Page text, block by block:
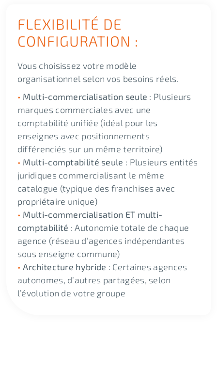
FLEXIBILITÉ DE
CONFIGURATION :
Vous choisissez votre modèle
organisationnel selon vos besoins réels.
• Multi-commercialisation seule : Plusieurs
marques commerciales avec une
comptabilité unifiée (idéal pour les
enseignes avec positionnements
différenciés sur un même territoire)
• Multi-comptabilité seule : Plusieurs entités
juridiques commercialisant le même
catalogue (typique des franchises avec
propriétaire unique)
• Multi-commercialisation ET multi-
comptabilité : Autonomie totale de chaque
agence (réseau d’agences indépendantes
sous enseigne commune)
• Architecture hybride : Certaines agences
autonomes, d’autres partagées, selon
l’évolution de votre groupe